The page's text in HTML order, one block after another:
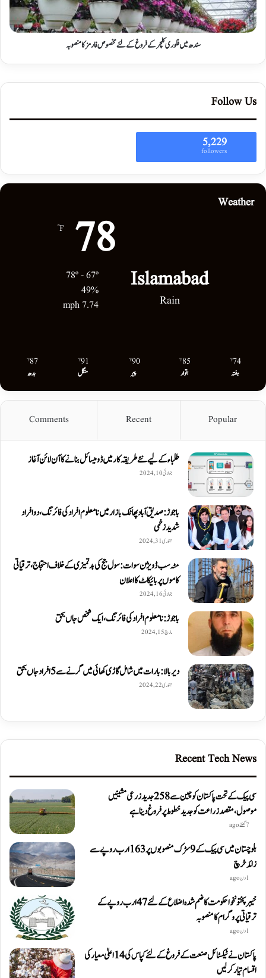
سندھ میں فلوری کلچر کے فروغ کے لئے مخصوص فارمز کا منصوبہ
Follow Us
5,229
followers
Weather
Islamabad
Rain
78
℉
49%
7.74 mph
74
℉
ہفتہ
85
℉
اتوار
90
℉
پیر
91
℉
منگل
87
℉
بدھ
Popular
Recent
Comments
طلباء کے لیے نئے طریقہ کار میں ڈومیسائل بنانے کا آن لائن آغاز
جولائی 10, 2024
باجوڑ: صدیق اۤباد پھاٹک بازار میں نامعلوم افراد کی فائرنگ، دو افراد
شدید زخمی
جنوری 31, 2024
مٹہ سب ڈویژن سوات: سول جج کی بدتمیزی کے خلاف احتجاج، ترقیاتی
کاموں پر بائیکاٹ کا اعلان
جولائی 16, 2024
باجوڑ: نامعلوم افراد کی فائرنگ، ایک شخص جاں بحق
مارچ 15, 2024
دیربالا: بارات میں شامل گاڑی کھائی میں گرنے سے 5 افراد جاں بحق
جنوری 22, 2024
Recent Tech News
سی پیک کے تحت پاکستان کو چین سے 258 جدید زرعی مشینیں
موصول،مقصد زراعت کو جدید خطوط پر فروغ دینا ہے
7 گھنٹے ago
بلوچستان میں سی پیک کے 9 سڑک منصوبوں پر 163 ارب روپے سے
زائد خرچ
1 دن ago
خیبرپختونخوا حکومت کا ضم شدہ اضلاع کے لئے 47 ارب روپے کے
ترقیاتی پروگرام کا منصوبہ
1 دن ago
پاکستان نے ٹیکسٹائل صنعت کے فروغ کے لئے کپاس کی 14 اعلیٰ معیار کی
اقسام تیار کر لیں